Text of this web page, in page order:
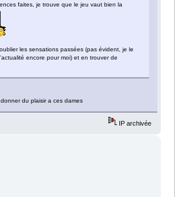
faites, je trouve que le jeu vaut bien la
les sensations passées (pas évident, je le
encore pour moi) et en trouver de
du plaisir a ces dames
IP archivée